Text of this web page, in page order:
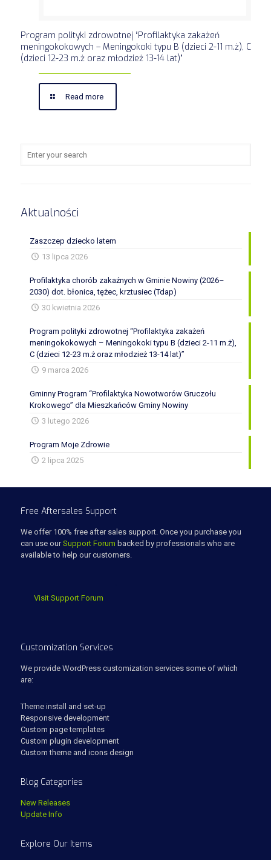
Program polityki zdrowotnej “Profilaktyka zakażeń
meningokokowych – Meningokoki typu B (dzieci 2-11 m.ż), C
(dzieci 12-23 m.ż oraz młodzież 13-14 lat)”
Read more
Aktualności
Zaszczep dziecko latem
13 lipca 2026
Profilaktyka chorób zakaźnych w Gminie Nowiny (2026–
2030) dot. błonica, tężec, krztusiec (Tdap)
30 kwietnia 2026
Program polityki zdrowotnej “Profilaktyka zakażeń
meningokokowych – Meningokoki typu B (dzieci 2-11 m.ż),
C (dzieci 12-23 m.ż oraz młodzież 13-14 lat)”
9 marca 2026
Gminny Program “Profilaktyka Nowotworów Gruczołu
Krokowego” dla Mieszkańców Gminy Nowiny
3 lutego 2026
Program Moje Zdrowie
2 lipca 2025
Free Aftersales Support
We offer 100% free after sales support. Once you purchase you
can use ourSupport Forum backed by professionals who are
available to help our customers.
Visit Support Forum
Customization Services
We provide WordPress customization services some of which
are:
Theme install and set-up
Responsive development
Custom page templates
Custom plugin development
Custom theme and icons design
Blog Categories
New Releases
Update Info
Explore Our Items